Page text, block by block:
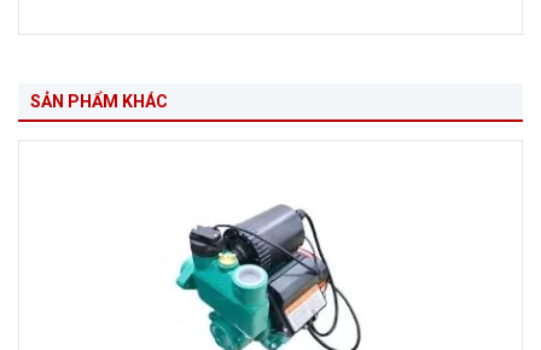
SẢN PHẨM KHÁC